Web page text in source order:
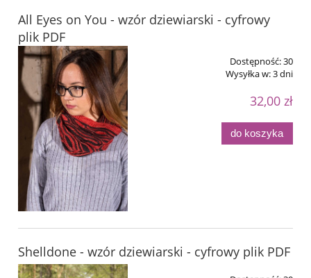
All Eyes on You - wzór dziewiarski - cyfrowy
plik PDF
Dostępność:30
Wysyłka w:3 dni
32,00 zł
do koszyka
Shelldone - wzór dziewiarski - cyfrowy plik PDF